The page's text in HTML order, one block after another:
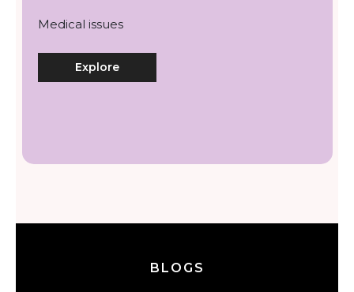
Medical issues
Explore
BLOGS